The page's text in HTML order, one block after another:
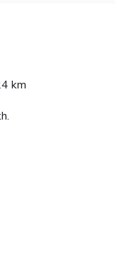
km